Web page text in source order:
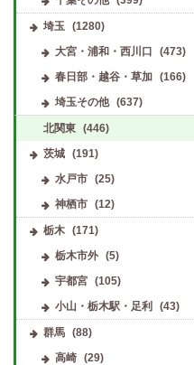
埼玉
(1280)
大宮・浦和・西川口
(473)
春日部・越谷・草加
(166)
埼玉その他
(637)
北関東 (446)
茨城 (191)
水戸市
(25)
神栖市
(12)
栃木 (171)
栃木市外
(5)
宇都宮
(105)
小山・栃木駅・足利
(43)
群馬 (88)
高崎
(29)